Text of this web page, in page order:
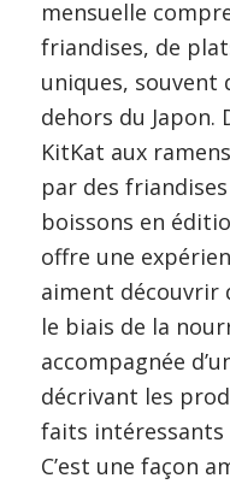
mensuelle
friandises, de
uniques, souvent
dehors du Japon.
KitKat aux
par des
boissons en
offre une
aiment découvrir
le biais de la
accompagnée
décrivant les
faits intéressants
C’est une façon